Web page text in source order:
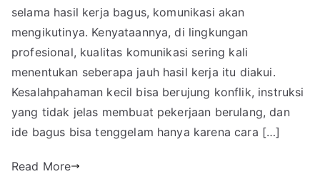
selama hasil kerja bagus, komunikasi akan
mengikutinya. Kenyataannya, di lingkungan
profesional, kualitas komunikasi sering kali
menentukan seberapa jauh hasil kerja itu diakui.
Kesalahpahaman kecil bisa berujung konflik, instruksi
yang tidak jelas membuat pekerjaan berulang, dan
ide bagus bisa tenggelam hanya karena cara […]
Read More